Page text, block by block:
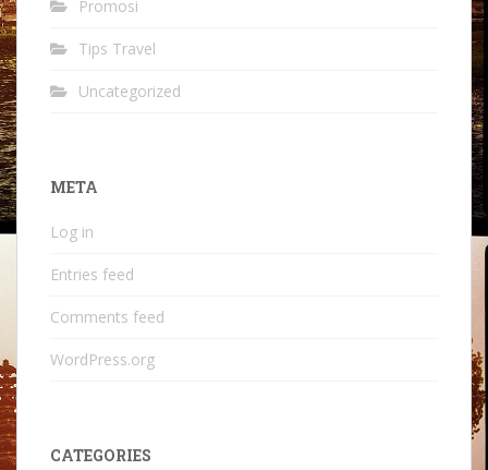
Promosi
Tips Travel
Uncategorized
META
Log in
Entries feed
Comments feed
WordPress.org
CATEGORIES